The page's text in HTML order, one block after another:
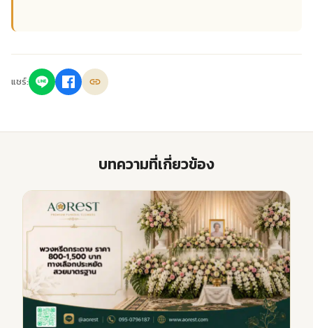
แชร์:
บทความที่เกี่ยวข้อง